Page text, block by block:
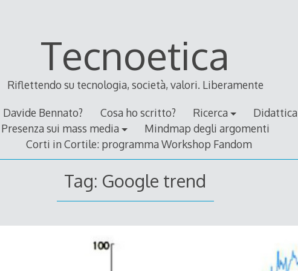
Tecnoetica
Riflettendo su tecnologia, società, valori. Liberamente
Davide Bennato? Cosa ho scritto? Ricerca
Didattica
Presenza sui mass media
Mindmap degli argomenti
Corti in Cortile: programma Workshop Fandom
Tag: Google trend